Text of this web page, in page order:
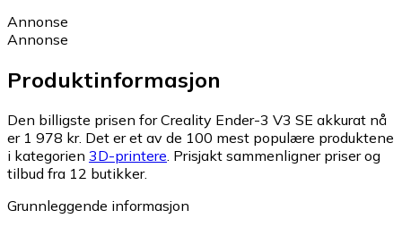
Annonse
Annonse
Produktinformasjon
Den billigste prisen for Creality Ender-3 V3 SE akkurat nå
er 1 978 kr. Det er et av de 100 mest populære produktene
i kategorien 3D-printere Prisjakt sammenligner priser og
tilbud fra 12 butikker.
Grunnleggende informasjon